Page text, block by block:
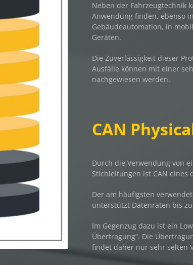
Neben der Fahrzeugtechnik
Anwendung finden, ebenso
Gebäudeautomation, in
Geräten.
Die Zuverlässigkeit dieser
Ausfälle können mit einer
nachgewiesen werden.
CAN
Durch die Verwendung von
Stichleitungen ist CAN
Der am häufigsten
unterstützt Datenraten bis
Im Gegenzug dazu ist ein
Übertragung“. Die
findet daher nur sehr selten